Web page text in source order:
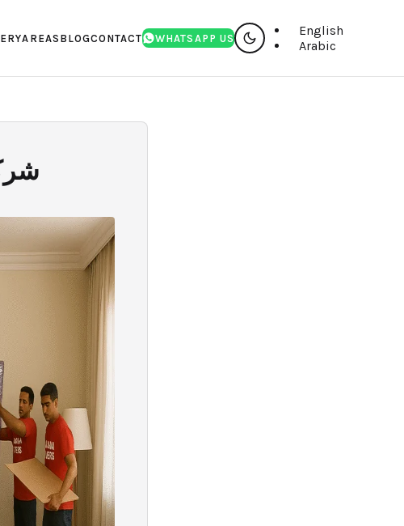
AREAS BLOGCONTACT WHATSAPP US
English
Arabic